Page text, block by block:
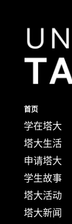
首页
学在塔大
塔大生活
申请塔大
学生故事
塔大活动
塔大新闻